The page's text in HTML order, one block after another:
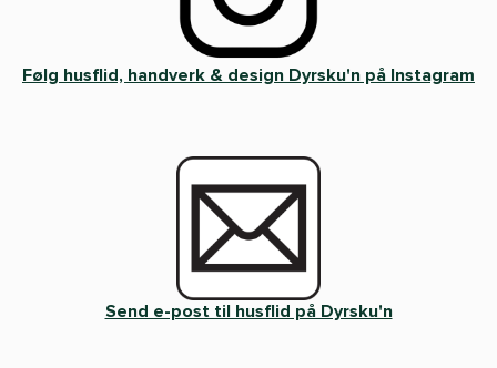
Følg husflid, handverk & design Dyrsku'n på Instagram
Send e-post til husflid på Dyrsku'n